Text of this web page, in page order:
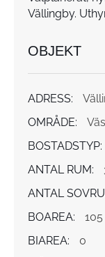
Vällingby.
OBJEKT
ADRESS:
OMRÅDE:
BOSTADSTYP:
ANTAL RUM:
ANTAL
BOAREA:
BIAREA:
0